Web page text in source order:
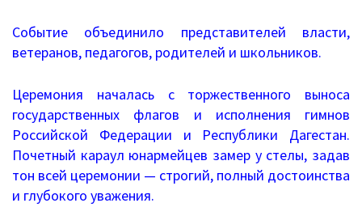
Прием иностранных граждан
ГИА 2026
Конфликтная комиссия
ЕГЭ/ОГЭ
Документы о ЕГЭ
Информация о ЕГЭ
Событие объединило представителей власти,
ветеранов, педагогов, родителей и школьников.
Церемония началась с торжественного выноса
государственных флагов и исполнения гимнов
Российской Федерации и Республики Дагестан.
Почетный караул юнармейцев замер у стелы, задав
тон всей церемонии — строгий, полный достоинства
и глубокого уважения.